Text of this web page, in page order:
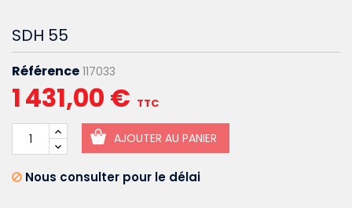
SDH 55
Référence 117033
1 431,00 € TTC
AJOUTER AU PANIER
Nous consulter pour le délai